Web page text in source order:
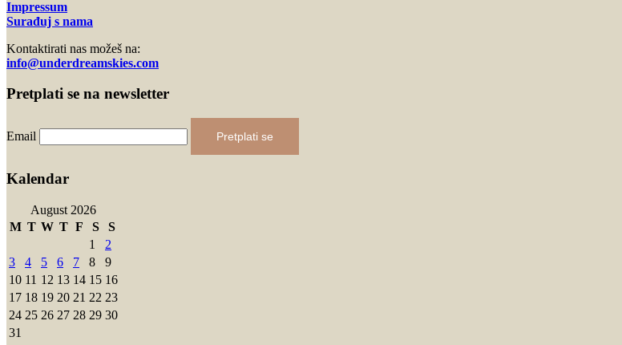
Impressum
Surađuj s nama
Kontaktirati nas možeš na:
info@underdreamskies.com
Pretplati se na newsletter
Email Pretplati se
Kalendar
August 2026
M T W T F S
S
1
2
3
4 5 6 7 8
9
10 11 12 13 14 15 16
17 18 19 20 21 22 23
24 25 26 27 28 29 30
31